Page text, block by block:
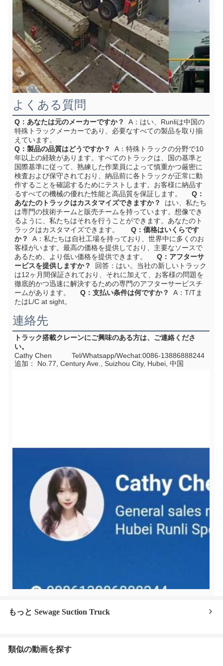
よくある質問
Q：あなたは元のメーカーですか？
A：はい、Runliは中国の
特殊トラックメーカーであり、必要なすべての製品を取り揃
えています。
Q：製品の品質はどうですか？
A：特殊トラックの分野で10
年以上の経験があります。すべてのトラックは、国の基準と
国際基準に従って、熟練した作業員によって慎重かつ厳密に
検査および保守されており、納品前に各トラックが正常に動
作することを確認するためにテストします。お客様に納品す
るすべての機械の優れた性能と高品質を保証します。
Q：
あなたのトラックはカスタマイズできますか？
はい、私たち
は専門の技術チームと販売チームを持っています。想像でき
るように、私たちはそれを行うことができます。あなたのト
ラックはカスタマイズできます。
Q：価格はいくらです
か？
A：私たちは自社工場を持っており、世界中に多くのお
客様がいます。最高の価格を提供しており、主要なソースで
あるため、より低い価格を提供できます。
Q：アフターサ
ービスを提供しますか？
回答：はい。当社の新しいトラック
は12ヶ月間保証されており、それに加えて、お客様の問題を
徹底的かつ迅速に解決するための専門のアフターサービスチ
ームがあります。
Q：支払い条件は何ですか？
  A：T/Tま
たはL/C at sight。
連絡先
トラック搭載クレーンにご興味のある方は、ご連絡くださ
い。
Cathy Chen          Tel/Whatsapp/Wechat:0086-13886888244
追加：
No.77, Century Ave., Suizhou City, Hubei , 中国
もっと Sewage Suction Truck
類似の動画を探す